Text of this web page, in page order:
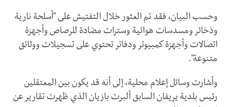
وحسب البيان، فقد تم العثور خلال التفتيش على "أسلحة نارية
وذخائر ومسدسات هوائية وسترات مضادة للرصاص وأجهزة
اتصالات وأجهزة كمبيوتر ودفاتر تحتوي على تسجيلات ووثائق
متنوعة".
وأشارت وسائل إعلام محلية، إلى أنه قد يكون بين المعتقلين
رئيس بلدية يريفان السابق ألبرت بازيان الذي ظهرت تقارير عن